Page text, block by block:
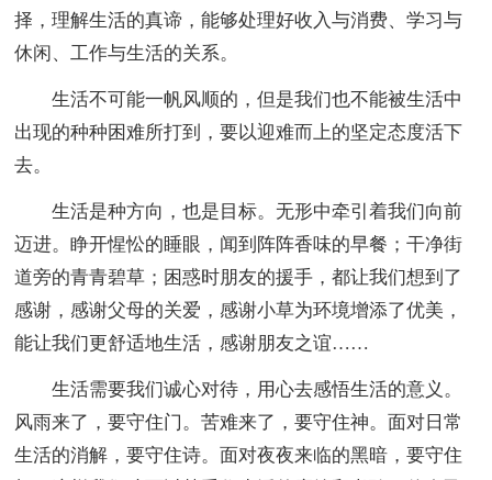
择，理解生活的真谛，能够处理好收入与消费、学习与
休闲、工作与生活的关系。
生活不可能一帆风顺的，但是我们也不能被生活中
出现的种种困难所打到，要以迎难而上的坚定态度活下
去。
生活是种方向，也是目标。无形中牵引着我们向前
迈进。睁开惺忪的睡眼，闻到阵阵香味的早餐；干净街
道旁的青青碧草；困惑时朋友的援手，都让我们想到了
感谢，感谢父母的关爱，感谢小草为环境增添了优美，
能让我们更舒适地生活，感谢朋友之谊……
生活需要我们诚心对待，用心去感悟生活的意义。
风雨来了，要守住门。苦难来了，要守住神。面对日常
生活的消解，要守住诗。面对夜夜来临的黑暗，要守住